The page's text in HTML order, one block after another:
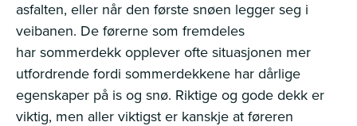
asfalten, eller når den første snøen legger seg i
veibanen. De førerne som fremdeles
har sommerdekk opplever ofte situasjonen mer
utfordrende fordi sommerdekkene har dårlige
egenskaper på is og snø. Riktige og gode dekk er
viktig, men aller viktigst er kanskje at føreren